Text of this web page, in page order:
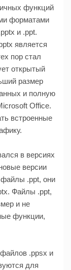
функций
форматами
и .ppt.
является
пор стал
открытый
размер
и полную
Office.
встроенные
в версиях
версии
.ppt, они
Файлы .ppt,
и не
функции,
.ppsx и
для